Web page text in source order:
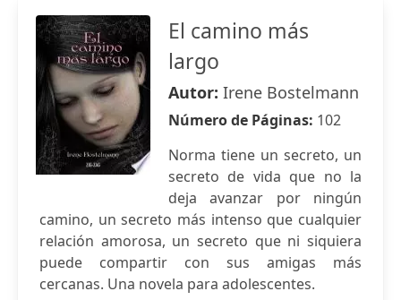
El camino más
largo
Autor: Irene Bostelmann
Número de Páginas: 102
Norma tiene un secreto, un
secreto de vida que no la
deja avanzar por ningún
camino, un secreto más intenso que cualquier
relación amorosa, un secreto que ni siquiera
puede compartir con sus amigas más
cercanas. Una novela para adolescentes.